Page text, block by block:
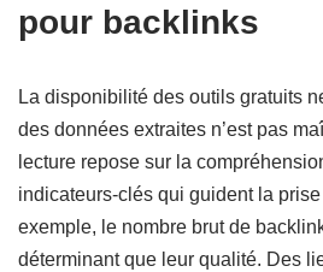
pour backlinks
La disponibilité des outils gratuits
des données extraites n’est pas
lecture repose sur la
indicateurs-clés qui guident la
exemple, le nombre brut de
déterminant que leur qualité. Des